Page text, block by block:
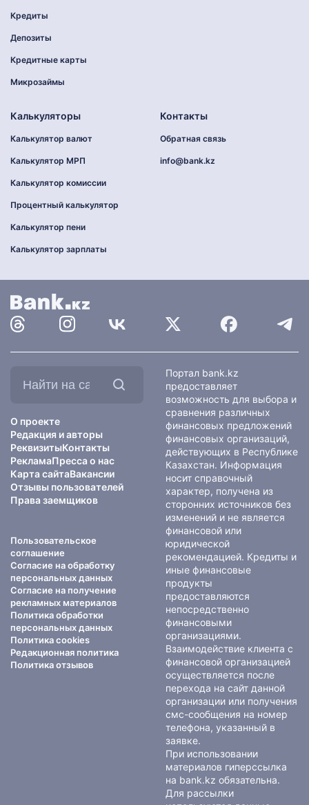
Кредиты
Депозиты
Кредитные карты
Микрозаймы
Калькуляторы
Калькулятор валют
Калькулятор МРП
Калькулятор комиссии
Процентный калькулятор
Калькулятор пени
Калькулятор зарплаты
Контакты
Обратная связь
info@bank.kz
О проекте
Редакция и авторы
РеквизитыКонтакты
РекламаПресса о нас
Карта сайтаВакансии
Отзывы пользователей
Права заемщиков
Пользовательское
соглашение
Согласие на обработку
персональных данных
Согласие на получение
рекламных материалов
Политика обработки
персональных данных
Политика cookies
Редакционная политика
Политика отзывов
Портал bank.kz
предоставляет
возможность для выбора и
сравнения различных
финансовых предложений
финансовых организаций,
действующих в Республике
Казахстан. Информация
носит справочный
характер, получена из
сторонних источников без
изменений и не является
финансовой или
юридической
рекомендацией. Кредиты и
иные финансовые
продукты
предоставляются
непосредственно
финансовыми
организациями.
Взаимодействие клиента с
финансовой организацией
осуществляется после
перехода на сайт данной
организации или получения
смс-сообщения на номер
телефона, указанный в
заявке.
При использовании
материалов гиперссылка
на bank.kz обязательна.
Для рассылки